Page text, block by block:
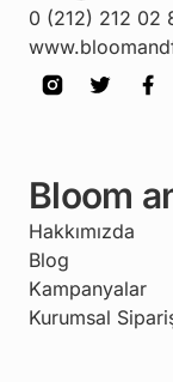
0 (212) 212 02
Bloom
Hakkımızda
Blog
Kampanyalar
Kurumsal